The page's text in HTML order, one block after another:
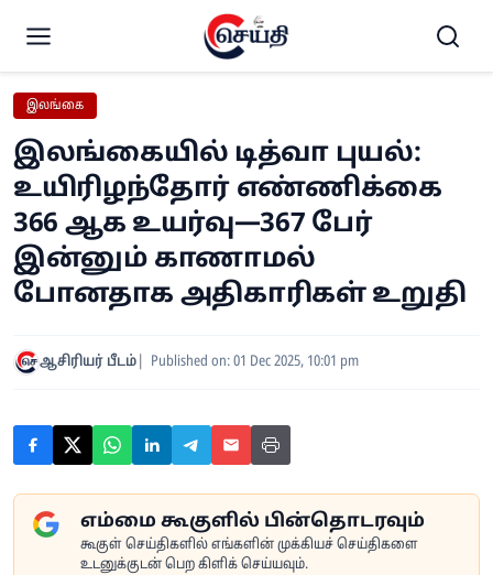
இலங்கை
இலங்கையில் டித்வா புயல்:
உயிரிழந்தோர் எண்ணிக்கை
366 ஆக உயர்வு—367 பேர்
இன்னும் காணாமல்
போனதாக அதிகாரிகள் உறுதி
ஆசிரியர் பீடம் Published on: 01 Dec 2025, 10:01 pm
எம்மை கூகுளில் பின்தொடரவும்
கூகுள் செய்திகளில் எங்களின் முக்கியச் செய்திகளை
உடனுக்குடன் பெற கிளிக் செய்யவும்.